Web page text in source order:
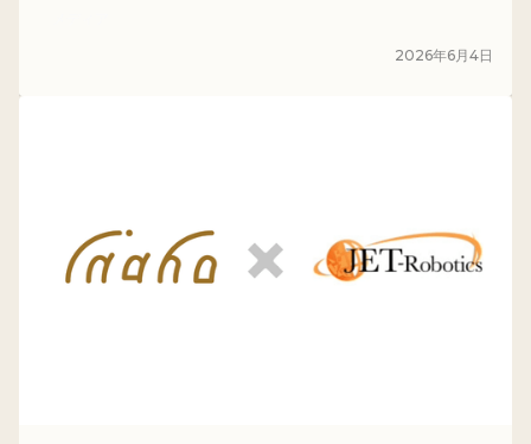
2026年6月4日